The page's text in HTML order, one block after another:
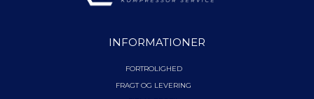
INFORMATIONER
FORTROLIGHED
FRAGT OG LEVERING